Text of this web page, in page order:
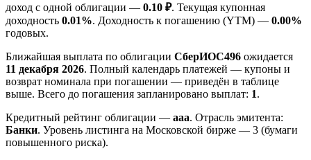
доход с одной облигации — 0.10 ₽. Текущая купонная
доходность 0.01%. Доходность к погашению (YTM) — 0.00%
годовых.
Ближайшая выплата по облигации СберИОС496 ожидается
11 декабря 2026. Полный календарь платежей — купоны и
возврат номинала при погашении — приведён в таблице
выше. Всего до погашения запланировано выплат: 1.
Кредитный рейтинг облигации — aaa. Отрасль эмитента:
Банки. Уровень листинга на Московской бирже — 3 (бумаги
повышенного риска).